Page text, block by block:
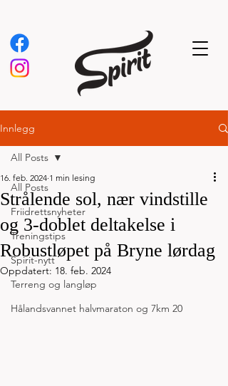
Innlegg
All Posts
Friidrettsnyheter
Treningstips
Spirit-nytt
Terreng og langløp
Hålandsvannet halvmaraton og 7km 20
All Posts
Strålende sol, nær vindstille
og 3-doblet deltakelse i
Robustløpet på Bryne lørdag
16. feb. 2024 1 min lesing
Oppdatert: 18. feb. 2024